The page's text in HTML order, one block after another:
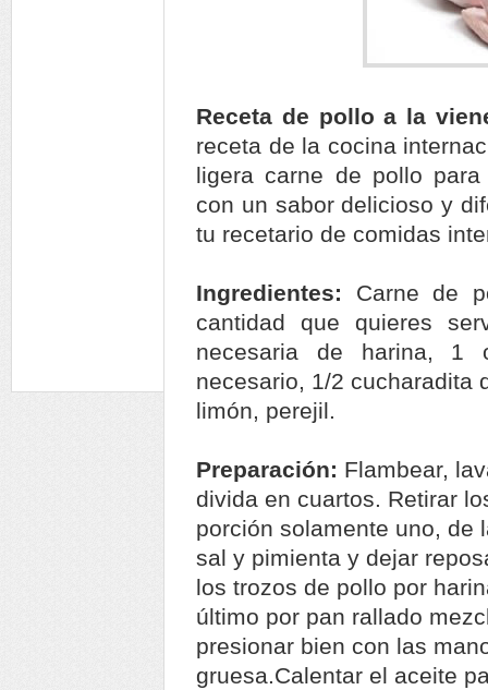
Receta de pollo a la
receta de la cocina
ligera carne de pollo
con un sabor delicioso y
tu recetario de comidas
Ingredientes: Carne de
cantidad que quieres
necesaria de harina,
necesario, 1/2 cucharadita
limón, perejil.
Preparación: Flambear,
divida en cuartos. Retirar
porción solamente uno, de
sal y pimienta y dejar
los trozos de pollo por
último por pan rallado
presionar bien con las
gruesa.Calentar el aceite